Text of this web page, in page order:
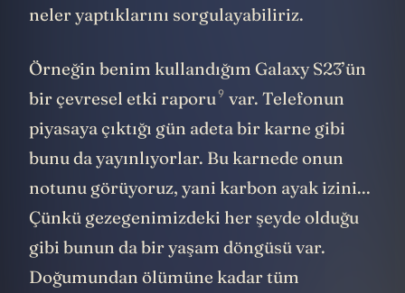
Kullandığımız ürünleri seçerken bu konuda
Örneğin benim kullandığım Galaxy S23’ün
birçevresel etki raporu9var. Telefonun
piyasaya çıktığı gün adeta bir karne gibi
bunu da yayınlıyorlar. Bu karnede onun
notunu görüyoruz, yani karbon ayak izini...
Çünkü gezegenimizdeki her şeyde olduğu
gibi bunun da bir yaşam döngüsü var.